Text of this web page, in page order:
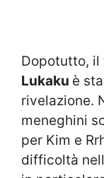
Dopotutto,
Lukaku è
rivelazione.
meneghini
per Kim e
difficoltà